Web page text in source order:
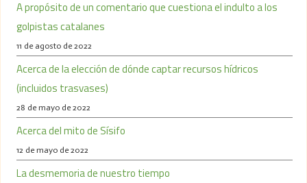
A propósito de un comentario que cuestiona el indulto a los
golpistas catalanes
11 de agosto de 2022
Acerca de la elección de dónde captar recursos hídricos
(incluidos trasvases)
28 de mayo de 2022
Acerca del mito de Sísifo
12 de mayo de 2022
La desmemoria de nuestro tiempo